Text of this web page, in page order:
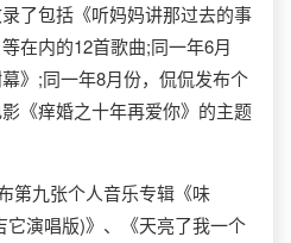
了包括《听妈妈讲那过去的事
在内的12首歌曲;同一年6月
》;同一年8月份，侃侃发布个
《痒婚之十年再爱你》的主题
九张个人音乐专辑《味
演唱版)》、《天亮了我一个